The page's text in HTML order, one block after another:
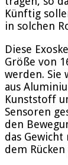
Künftig
in solchen
Diese
Größe von
werden. Sie
aus
Kunststoff
Sensoren
den
das
dem